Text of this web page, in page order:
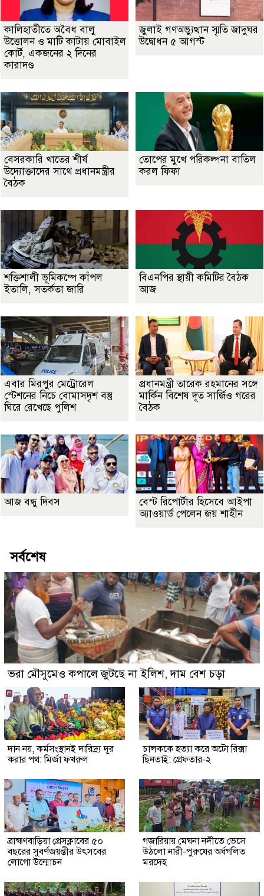
কালিহাতীতে অবৈধ বালু
উত্তোলন ও মাটি কাটায় মোবাইল
কোর্ট, একজনের ২ দিনের
কারাদণ্ড
জুলাই গণঅভ্যুত্থান স্মৃতি জাদুঘর
উদ্বোধন ৫ আগস্ট
বেসরকারি খাতের শীর্ষ
উদ্যোক্তাদের সাথে প্রধানমন্ত্রীর
বৈঠক
তোপের মুখে পরিকল্পনা বাতিল
করল ফিফা
শক্তিশালী ভূমিকম্পে কাঁপল
ইতালি, সতর্কতা জারি
বিএনপির স্থায়ী কমিটির বৈঠক
আজ
এবার মিরপুর মেট্রোরেল
স্টেশনের নিচে বোমাসদৃশ বস্তু
ঘিরে রেখেছে পুলিশ
প্রধানমন্ত্রী তারেক রহমানের সঙ্গে
মার্কিন বিশেষ দূত সার্জিও গরের
বৈঠক
আজ বন্ধু দিবস
বেস্ট রিপোর্টার হিসেবে আইপা
অ্যাওয়ার্ড পেলেন জয় শাহীন
সর্বশেষ
ভরা মৌসুমেও কপালে জুটছে না ইলিশ, দাম বেশ চড়া
দান নয়, কর্মসংস্থানই দারিদ্র্য দূর
করার পথ: মির্জা ফখরুল
চালককে হত্যা করে অটো রিক্সা
ছিনতাই: গ্রেফতার-২
ব্রাহ্মণবাড়িয়া প্রেসক্লাবের ৫০
বছরের সুবর্ণজয়ন্তীর উৎসবের
লোগো উন্মোচন
গজারিয়ায় মেঘনা নদীতে ভেসে
উঠলো নারী-পুরুষের অর্ধগলিত
মরদেহ